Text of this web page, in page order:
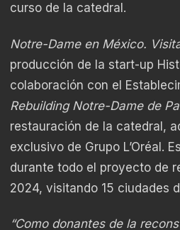
curso de la catedral.
Notre-Dame en México.
producción de la start-up
colaboración con el
Rebuilding Notre-Dame de
restauración de la catedral,
exclusivo de Grupo L’Oréal.
durante todo el proyecto de
2024, visitando 15 ciudades
“Como donantes de la